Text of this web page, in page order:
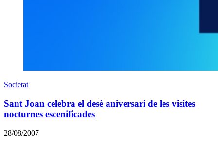
Societat
Sant Joan celebra el desè aniversari de les visites
nocturnes escenificades
28/08/2007